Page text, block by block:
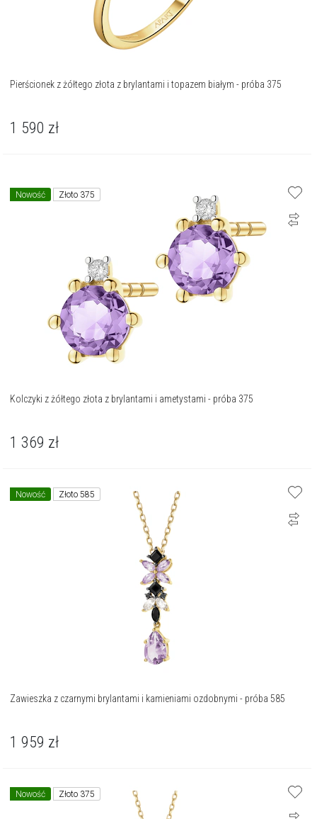
Pierścionek z żółtego złota z brylantami i topazem białym - próba 375
1 590 zł
Nowość Złoto 375
Kolczyki z żółtego złota z brylantami i ametystami - próba 375
1 369 zł
Nowość Złoto 585
Zawieszka z czarnymi brylantami i kamieniami ozdobnymi - próba 585
1 959 zł
Nowość Złoto 375